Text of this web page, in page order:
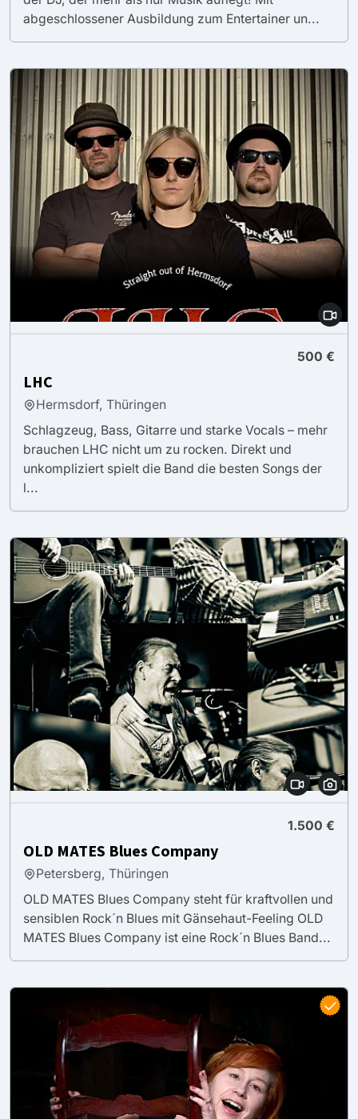
abgeschlossener Ausbildung zum Entertainer un...
500 €
LHC
Hermsdorf, Thüringen
Schlagzeug, Bass, Gitarre und starke Vocals – mehr
brauchen LHC nicht um zu rocken. Direkt und
unkompliziert spielt die Band die besten Songs der
l...
1.500 €
OLD MATES Blues Company
Petersberg, Thüringen
OLD MATES Blues Company steht für kraftvollen und
sensiblen Rock´n Blues mit Gänsehaut-Feeling OLD
MATES Blues Company ist eine Rock´n Blues Band...